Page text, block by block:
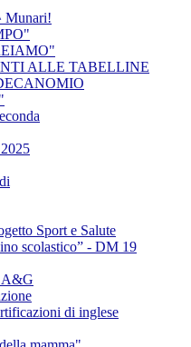
Munari!
ALLE TABELLINE
Sport e Salute
scolastico” - DM 19
A&G
di inglese